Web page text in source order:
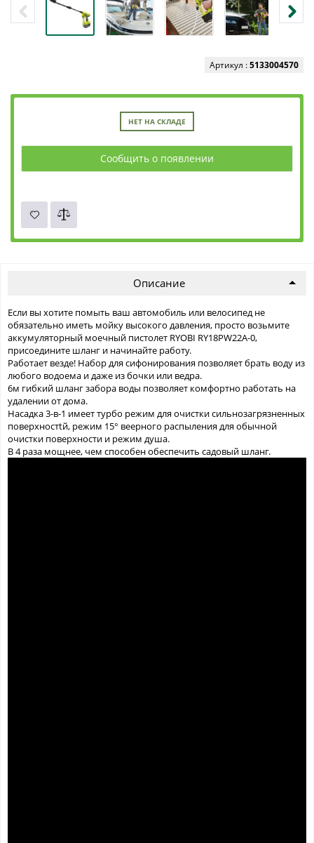
Артикул :5133004570
НЕТ НА СКЛАДЕ
Сообщить о появлении
Описание
Если вы хотите помыть ваш автомобиль или велосипед не
обязательно иметь мойку высокого давления, просто возьмите
аккумуляторный моечный пистолет RYOBI RY18PW22A-0,
присоедините шланг и начинайте работу.
Работает везде! Набор для сифонирования позволяет брать воду из
любого водоема и даже из бочки или ведра.
6м гибкий шланг забора воды позволяет комфортно работать на
удалении от дома.
Насадка 3-в-1 имеет турбо режим для очистки сильнозагрязненных
поверхностtй, режим 15° веерного распыления для обычной
очистки поверхности и режим душа.
В 4 раза мощнее, чем способен обеспечить садовый шланг.